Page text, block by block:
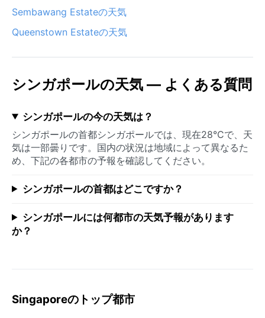
Sembawang Estateの天気
Queenstown Estateの天気
シンガポールの天気 — よくある質問
シンガポールの今の天気は？
シンガポールの首都シンガポールでは、現在28°Cで、天
気は一部曇りです。国内の状況は地域によって異なるた
め、下記の各都市の予報を確認してください。
シンガポールの首都はどこですか？
シンガポールには何都市の天気予報があります
か？
Singaporeのトップ都市